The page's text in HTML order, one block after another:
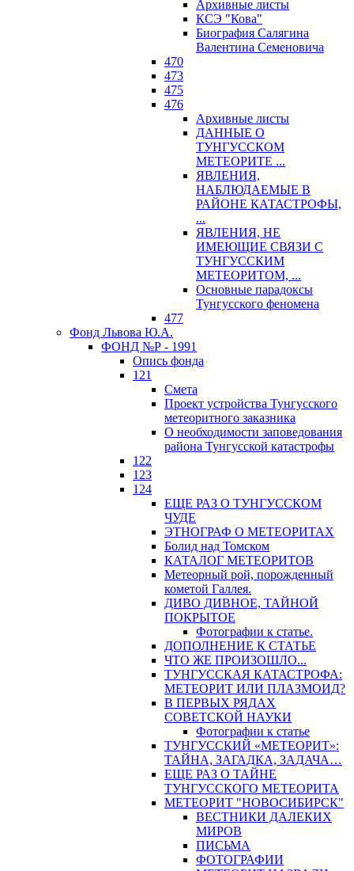
Архивные листы
КСЭ "Кова"
Биография Салягина
Валентина Семеновича
470
473
475
476
Архивные листы
ДАННЫЕ О
ТУНГУССКОМ
МЕТЕОРИТЕ ...
ЯВЛЕНИЯ,
НАБЛЮДАЕМЫЕ В
РАЙОНЕ КАТАСТРОФЫ,
...
ЯВЛЕНИЯ, НЕ
ИМЕЮЩИЕ СВЯЗИ С
ТУНГУССКИМ
МЕТЕОРИТОМ, ...
Основные парадоксы
Тунгусского феномена
477
Фонд Львова Ю.А.
ФОНД №Р - 1991
Опись фонда
121
Смета
Проект устройства Тунгусского
метеоритного заказника
О необходимости заповедования
района Тунгусской катастрофы
122
123
124
ЕЩЕ РАЗ О ТУНГУССКОМ
ЧУДЕ
ЭТНОГРАФ О МЕТЕОРИТАХ
Болид над Томском
КАТАЛОГ МЕТЕОРИТОВ
Метеорный рой, порожденный
кометой Галлея.
ДИВО ДИВНОЕ, ТАЙНОЙ
ПОКРЫТОЕ
Фотографии к статье.
ДОПОЛНЕНИЕ К СТАТЬЕ
ЧТО ЖЕ ПРОИЗОШЛО...
ТУНГУССКАЯ КАТАСТРОФА:
МЕТЕОРИТ ИЛИ ПЛАЗМОИД?
В ПЕРВЫХ РЯДАХ
СОВЕТСКОЙ НАУКИ
Фотографии к статье
ТУНГУССКИЙ «МЕТЕОРИТ»:
ТАЙНА, ЗАГАДКА, ЗАДАЧА…
ЕЩЕ РАЗ О ТАЙНЕ
ТУНГУССКОГО МЕТЕОРИТА
МЕТЕОРИТ "НОВОСИБИРСК"
ВЕСТНИКИ ДАЛЕКИХ
МИРОВ
ПИСЬМА
ФОТОГРАФИИ